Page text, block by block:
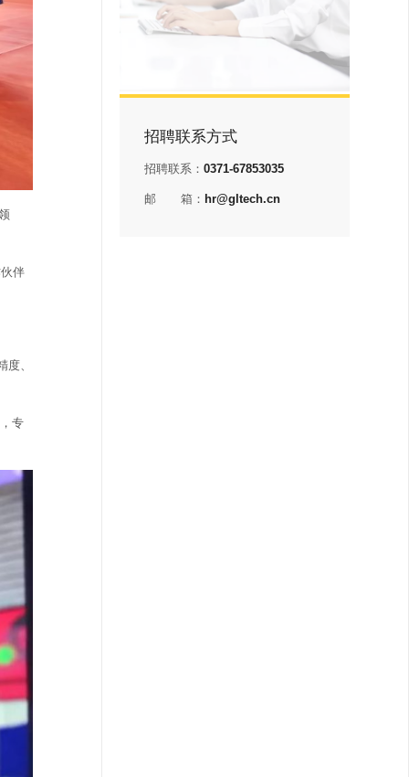
伴
度、
专
招聘联系方式
招聘联系：0371-67853035
邮 箱： hr@gltech.cn